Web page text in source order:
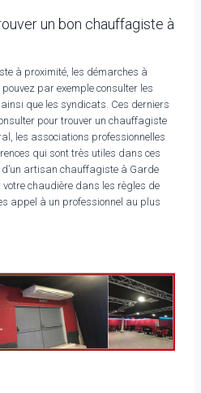
un bon chauffagiste à
à proximité, les démarches à
par exemple consulter les
que les syndicats. Ces derniers
pour trouver un chauffagiste
les associations professionnelles
qui sont très utiles dans ces
artisan chauffagiste à Garde
chaudière dans les règles de
appel à un professionnel au plus